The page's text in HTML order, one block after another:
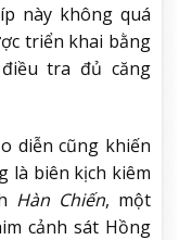
này không quá
triển khai bằng
tra đủ căng
diễn cũng khiến
là biên kịch kiêm
Hàn Chiến, một
cảnh sát Hồng